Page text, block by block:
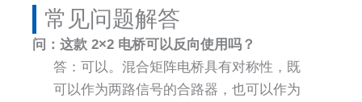
常见问题解答​
问：这款 2×2 电桥可以反向使用吗？
答：可以。混合矩阵电桥具有对称性，既
可以作为两路信号的合路器，也可以作为